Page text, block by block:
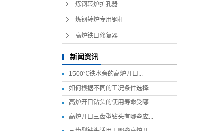
炼钢转炉扩孔器
炼钢转炉专用钢杆
高炉铁口修复器
新闻资讯
1500℃铁水旁的高炉开口...
如何根据不同的工况条件选择...
高炉开口钻头的使用寿命受哪...
高炉开口三齿型钻头有哪些应...